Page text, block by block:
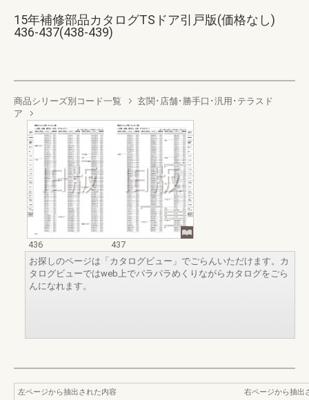
15年補修部品カタログTSドア引戸版(価格なし)
436-437(438-439)
商品シリーズ別コード一覧
玄関･店舗･勝手口･汎用･テラスド
ア
436
437
お探しのページは「カタログビュー」でごらんいただけます。カ
タログビューではweb上でパラパラめくりながらカタログをごら
んになれます。
左ページから抽出された内容
右ページから抽出